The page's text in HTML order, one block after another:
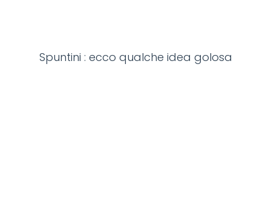
Spuntini : ecco qualche idea golosa